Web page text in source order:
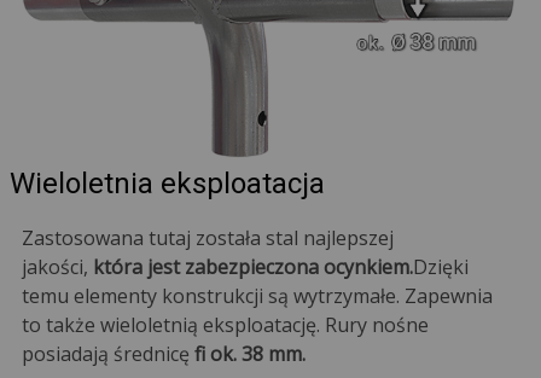
Wieloletnia eksploatacja
Zastosowana tutaj została stal najlepszej
jakości, która jest zabezpieczona ocynkiem.Dzięki
temu elementy konstrukcji są wytrzymałe. Zapewnia
to także wieloletnią eksploatację. Rury nośne
posiadają średnicę fi ok. 38 mm.